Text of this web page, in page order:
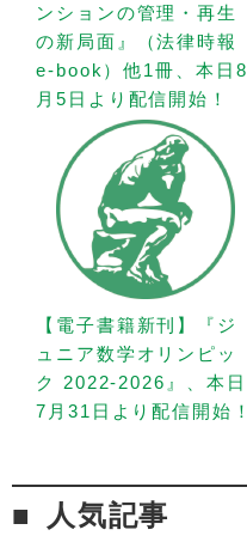
ンションの管理・再生
の新局面』（法律時報
e-book）他1冊、本日8
月5日より配信開始！
【電子書籍新刊】『ジ
ュニア数学オリンピッ
ク 2022-2026』、本日
7月31日より配信開始！
人気記事